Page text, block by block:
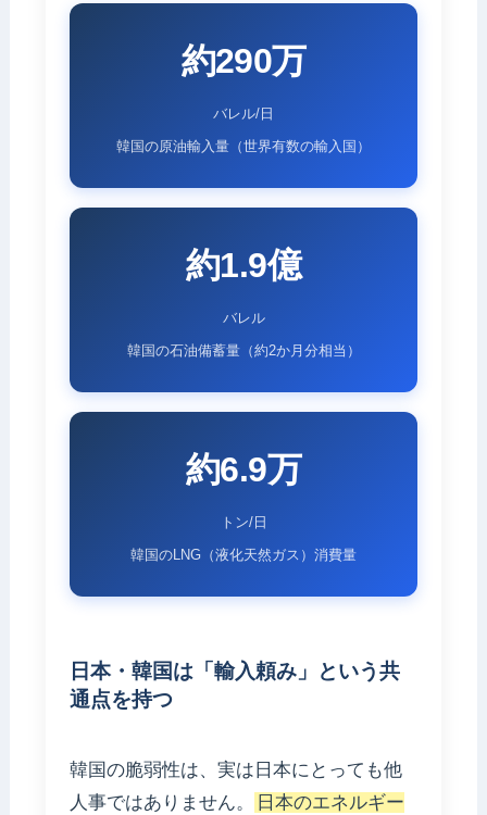
約290万
バレル/日
韓国の原油輸入量（世界有数の輸入国）
約1.9億
バレル
韓国の石油備蓄量（約2か月分相当）
約6.9万
トン/日
韓国のLNG（液化天然ガス）消費量
日本・韓国は「輸入頼み」という共
通点を持つ
韓国の脆弱性は、実は日本にとっても他
人事ではありません。
日本のエネルギー